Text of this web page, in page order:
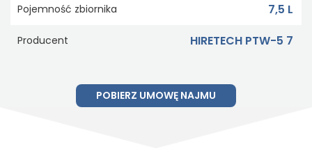
Pojemność zbiornika 7,5 L
Producent HIRETECH PTW-5 7
POBIERZ UMOWĘ NAJMU